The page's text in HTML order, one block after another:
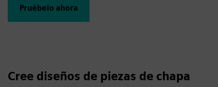
Pruébelo ahora
Cree diseños de piezas de chapa